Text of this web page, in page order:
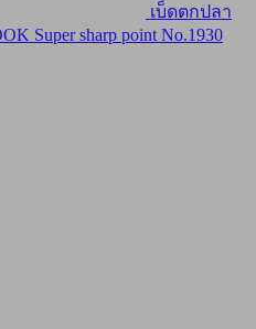
เบ็ดตกปลา
Super sharp point No.1930